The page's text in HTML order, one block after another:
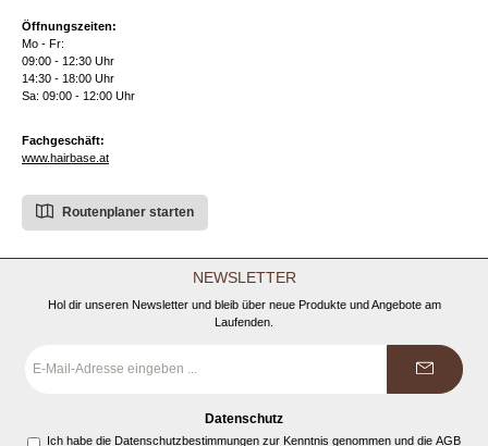
Öffnungszeiten:
Mo - Fr:
09:00 - 12:30 Uhr
14:30 - 18:00 Uhr
Sa: 09:00 - 12:00 Uhr
Fachgeschäft:
www.hairbase.at
Routenplaner starten
NEWSLETTER
Hol dir unseren Newsletter und bleib über neue Produkte und Angebote am
Laufenden.
Mail-
Datenschutz
Ich habe die Datenschutzbestimmungen zur Kenntnis genommen und dieAGB